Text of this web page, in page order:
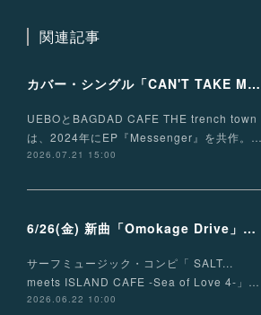
関連記事
カバー・シングル「CAN'T TAKE MY EYES OFF OF YOU」配信リリース！
UEBOとBAGDAD CAFE THE trench town
は、2024年にEP『Messenger』を共作。…
2026.07.21 15:00
6/26(金) 新曲「Omokage Drive」リリース決定
サーフミュージック・コンピ「 SALT...
meets ISLAND CAFE -Sea of Love 4-」…
2026.06.22 10:00